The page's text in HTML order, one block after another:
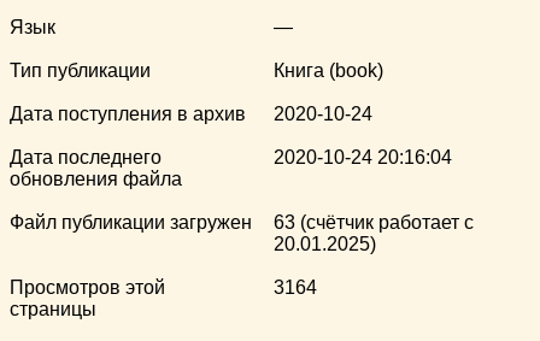
Язык —
Тип публикации Книга (book)
Дата поступления в архив 2020-10-24
Дата последнего
обновления файла
2020-10-24 20:16:04
Файл публикации загружен
63 (счётчик работает с
20.01.2025)
Просмотров этой
страницы
3164